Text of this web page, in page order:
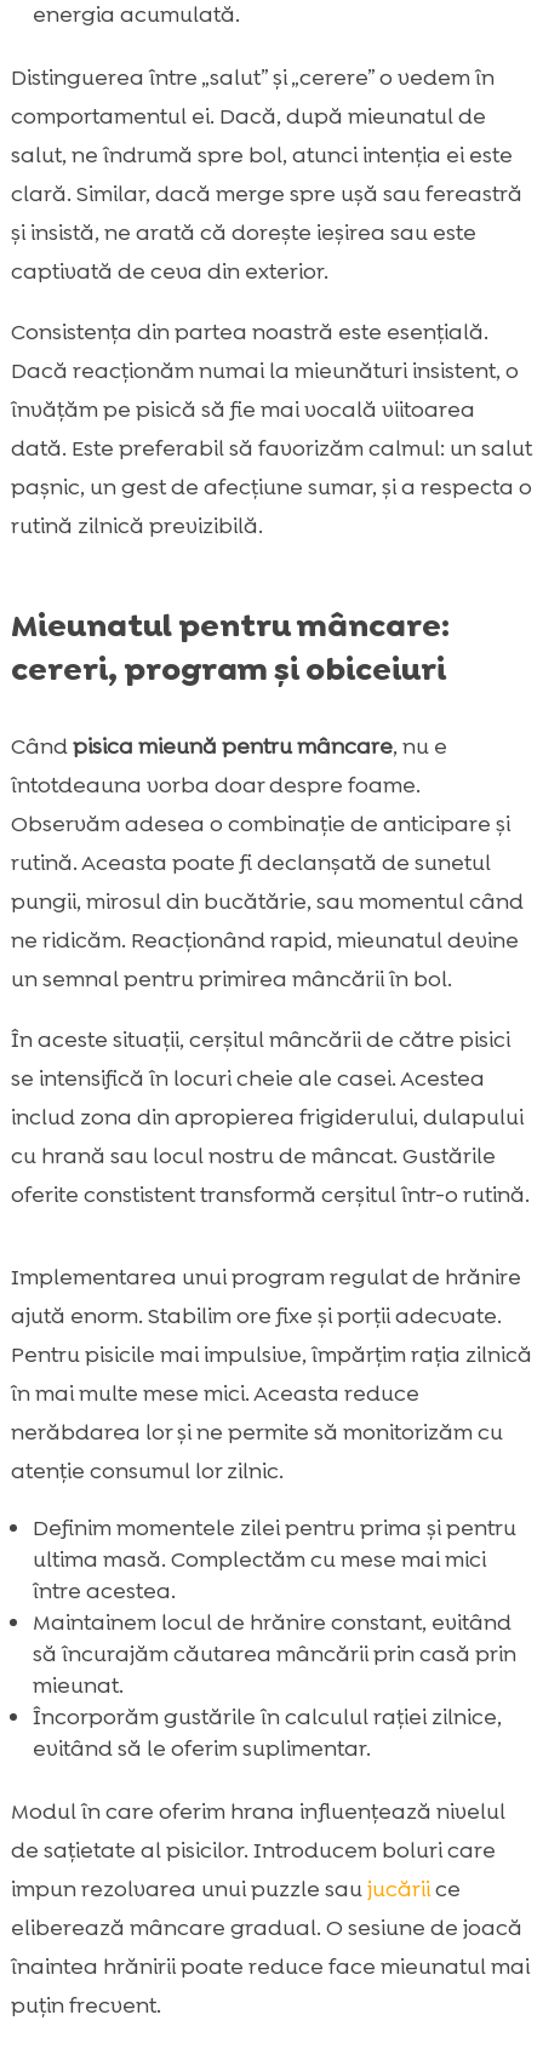
energia acumulată.
Distinguerea între „salut” și „cerere” o vedem în
comportamentul ei. Dacă, după mieunatul de
salut, ne îndrumă spre bol, atunci intenția ei este
clară. Similar, dacă merge spre ușă sau fereastră
și insistă, ne arată că dorește ieșirea sau este
captivată de ceva din exterior.
Consistența din partea noastră este esențială.
Dacă reacționăm numai la mieunături insistent, o
învățăm pe pisică să fie mai vocală viitoarea
dată. Este preferabil să favorizăm calmul: un salut
pașnic, un gest de afecțiune sumar, și a respecta o
rutină zilnică previzibilă.
Mieunatul pentru mâncare:
cereri, program și obiceiuri
Cândpisica mieună pentru mâncare, nu e
întotdeauna vorba doar despre foame.
Observăm adesea o combinație de anticipare și
rutină. Aceasta poate fi declanșată de sunetul
pungii, mirosul din bucătărie, sau momentul când
ne ridicăm. Reacționând rapid, mieunatul devine
un semnal pentru primirea mâncării în bol.
În aceste situații, cerșitul mâncării de către pisici
se intensifică în locuri cheie ale casei. Acestea
includ zona din apropierea frigiderului, dulapului
cu hrană sau locul nostru de mâncat. Gustările
oferite constistent transformă cerșitul într-o rutină.
Implementarea unui program regulat de hrănire
ajută enorm. Stabilim ore fixe și porții adecvate.
Pentru pisicile mai impulsive, împărțim rația zilnică
în mai multe mese mici. Aceasta reduce
nerăbdarea lor și ne permite să monitorizăm cu
atenție consumul lor zilnic.
Definim momentele zilei pentru prima și pentru
ultima masă. Complectăm cu mese mai mici
între acestea.
Maintainem locul de hrănire constant, evitând
să încurajăm căutarea mâncării prin casă prin
mieunat.
Încorporăm gustările în calculul rației zilnice,
evitând să le oferim suplimentar.
Modul în care oferim hrana influențează nivelul
de sațietate al pisicilor. Introducem boluri care
impun rezolvarea unui puzzle saujucăriice
eliberează mâncare gradual. O sesiune de joacă
înaintea hrănirii poate reduce face mieunatul mai
puțin frecvent.